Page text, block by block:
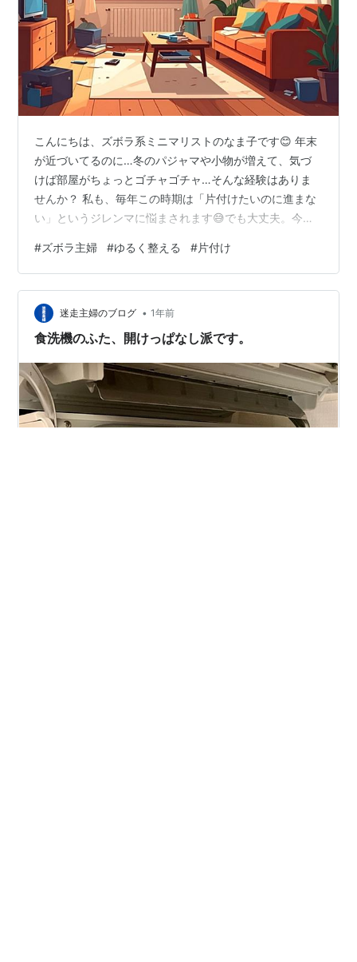
こんにちは、ズボラ系ミニマリストのなま子です😊 年末
が近づいてるのに…冬のパジャマや小物が増えて、気づ
けば部屋がちょっとゴチャゴチャ…そんな経験はありま
せんか？ 私も、毎年この時期は「片付けたいのに進まな
い」というジレンマに悩まされます😅でも大丈夫。今日
ますよ〜✨️ 1. 「小さなスッキリ」を積み重ねる 2. 収納場
所を見直す 3. 「自然乾燥」はやめてすぐ片付ける 4. 心
に余裕を持つ まとめ 1. 「小さなスッキリ」を積み重ねる
冬物はかさばるものが多いので、全部いっぺんに片付け
ようとすると挫折しやすいです。そこでおすすめなの
#ズボラ主婦 #ゆるく整える #片付け
迷走主婦のブログ • 1年前
食洗機のふた、開けっぱなし派です。